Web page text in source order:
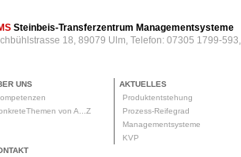
Steinbeis-Transferzentrum Managementsysteme
18, 89079 Ulm, Telefon: 07305 1799-
UNS
von A...Z
AKTUELLES
Produktentstehung
Prozess-Reifegrad
Managementsysteme
KVP